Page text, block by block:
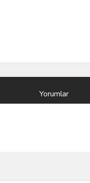
Yorumlar